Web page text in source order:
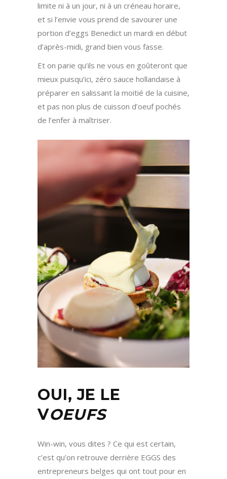
limite ni à un jour, ni à un créneau horaire,
et si l’envie vous prend de savourer une
portion d’eggs Benedict un mardi en début
d’après-midi, grand bien vous fasse.
Et on parie qu’ils ne vous en goûteront que
mieux puisqu’ici, zéro sauce hollandaise à
préparer en salissant la moitié de la cuisine,
et pas non plus de cuisson d’oeuf pochés
de l’enfer à maîtriser.
OUI, JE LE
VOEUFS
Win-win, vous dites ? Ce qui est certain,
c’est qu’on retrouve derrière EGGS des
entrepreneurs belges qui ont tout pour en